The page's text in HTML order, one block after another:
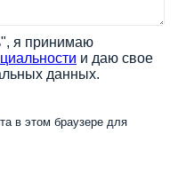
я принимаю
и даю свое
данных.
в этом браузере для